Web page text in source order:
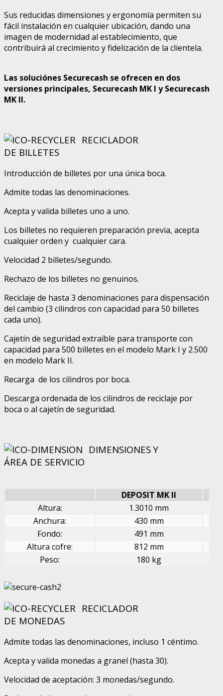
Sus reducidas dimensiones y ergonomía permiten su
fácil instalación en cualquier ubicación, dando una
imagen de modernidad al establecimiento, que
contribuirá al crecimiento y fidelización de la clientela.
Las soluciónes Securecash se ofrecen en dos
versiones principales, Securecash MK I y Securecash
MK II.
RECICLADOR
DE BILLETES
Introducción de billetes por una única boca.
Admite todas las denominaciones.
Acepta y valida billetes uno a uno.
Los billetes no requieren preparación previa, acepta
cualquier orden y cualquier cara.
Velocidad 2 billetes/segundo.
Rechazo de los billetes no genuinos.
Reciclaje de hasta 3 denominaciones para dispensación
del cambio (3 cilindros con capacidad para 50 billetes
cada uno).
Cajetín de seguridad extraíble para transporte con
capacidad para 500 billetes en el modelo Mark I y 2.500
en modelo Mark II.
Recarga de los cilindros por boca.
Descarga ordenada de los cilindros de reciclaje por
boca o al cajetín de seguridad.
DIMENSIONES Y
ÁREA DE SERVICIO
DEPOSIT MK II
Altura:
1.3010 mm
Anchura:
430 mm
Fondo:
491 mm
Altura cofre:
812 mm
Peso:
180 kg
RECICLADOR
DE MONEDAS
Admite todas las denominaciones, incluso 1 céntimo.
Acepta y valida monedas a granel (hasta 30).
Velocidad de aceptación: 3 monedas/segundo.